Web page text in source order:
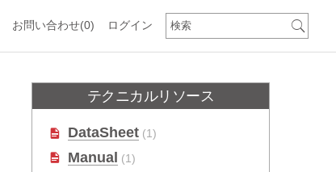
お問い合わせ(0) ログイン
テクニカルリソース
DataSheet (1)
Manual (1)